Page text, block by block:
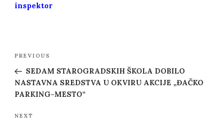
inspektor
Post
Previous
Post
PREVIOUS
SEDAM STAROGRADSKIH ŠKOLA DOBILO
NASTAVNA SREDSTVA U OKVIRU AKCIJE „ĐAČKO
PARKING-MESTO“
Next
NEXT